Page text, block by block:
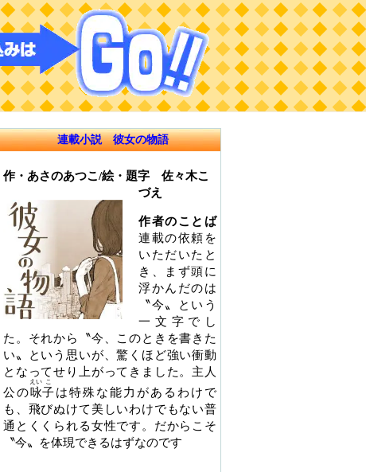
連載小説 彼女の物語
作・あさのあつこ/絵・題字 佐々木こ
づえ
作者のことば
連載の依頼を
いただいたと
き、まず頭に
浮かんだのは
〝今〟という
一文字でし
た。それから〝今、このときを書きた
い〟という思いが、驚くほど強い衝動
となってせり上がってきました。主人
公の咏
えい
子
こ
は特殊な能力があるわけで
も、飛びぬけて美しいわけでもない普
通とくくられる女性です。だからこそ
〝今〟を体現できるはずなのです